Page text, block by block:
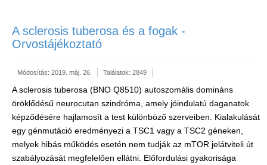
A sclerosis tuberosa és a fogak -
Orvostájékoztató
Módosítás: 2019. máj. 26. Találatok: 2849
A sclerosis tuberosa (BNO Q8510) autoszomális domináns
öröklődésű neurocutan szindróma, amely jóindulatú daganatok
képződésére hajlamosít a test különböző szerveiben. Kialakulását
egy génmutáció eredményezi a TSC1 vagy a TSC2 géneken,
melyek hibás működés esetén nem tudják az mTOR jelátviteli út
szabályozását megfelelően ellátni. Előfordulási gyakorisága